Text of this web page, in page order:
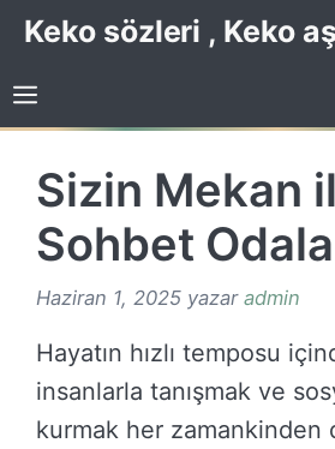
İçeriğe
Keko sözleri , Keko
Sizin Mekan
Sohbet
Haziran 1, 2025 yazar admin
Hayatın hızlı temposu
insanlarla tanışmak ve
kurmak her zamankinden